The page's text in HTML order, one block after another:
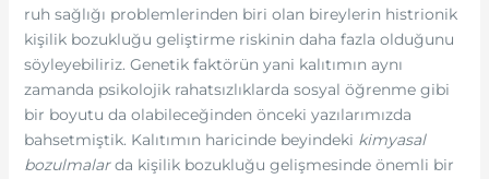
ruh sağlığı problemlerinden biri olan bireylerin histrionik
kişilik bozukluğu geliştirme riskinin daha fazla olduğunu
söyleyebiliriz. Genetik faktörün yani kalıtımın aynı
zamanda psikolojik rahatsızlıklarda sosyal öğrenme gibi
bir boyutu da olabileceğinden önceki yazılarımızda
bahsetmiştik. Kalıtımın haricinde beyindeki kimyasal
bozulmalarda kişilik bozukluğu gelişmesinde önemli bir